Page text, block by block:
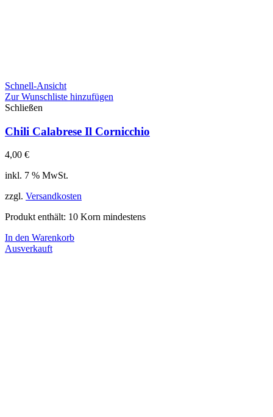
Schnell-Ansicht
Zur Wunschliste hinzufügen
Schließen
Chili Calabrese Il Cornicchio
4,00 €
inkl. 7 % MwSt.
zzgl. Versandkosten
Produkt enthält: 10 Korn mindestens
In den Warenkorb
Ausverkauft